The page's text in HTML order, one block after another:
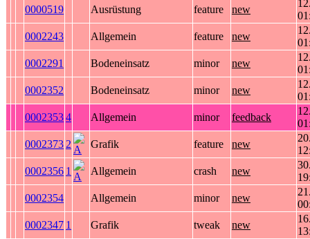
0000519
Ausrüstung feature new
0002243
Allgemein feature new
0002291
Bodeneinsatz minor new
0002352
Bodeneinsatz minor new
00023534 Allgemein minor feedback
0002373 2 Grafik feature new
0002356 1 Allgemein crash new
0002354
Allgemein minor new
0002347 1 Grafik tweak new